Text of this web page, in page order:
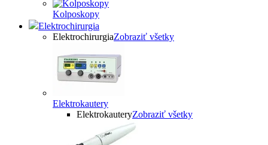
Kolposkopy
Elektrochirurgia
ElektrochirurgiaZobraziť všetky
Elektrokautery
ElektrokauteryZobraziť všetky